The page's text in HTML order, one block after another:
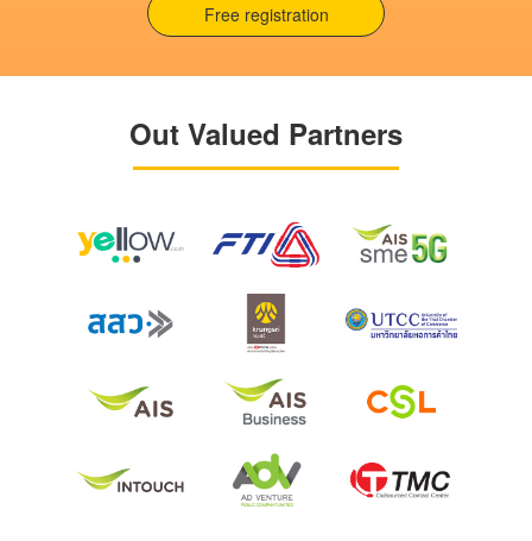
Free registration
Out Valued Partners